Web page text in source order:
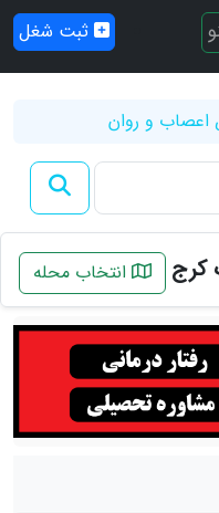
ثبت شغل
و روان
کرج انتخاب محله